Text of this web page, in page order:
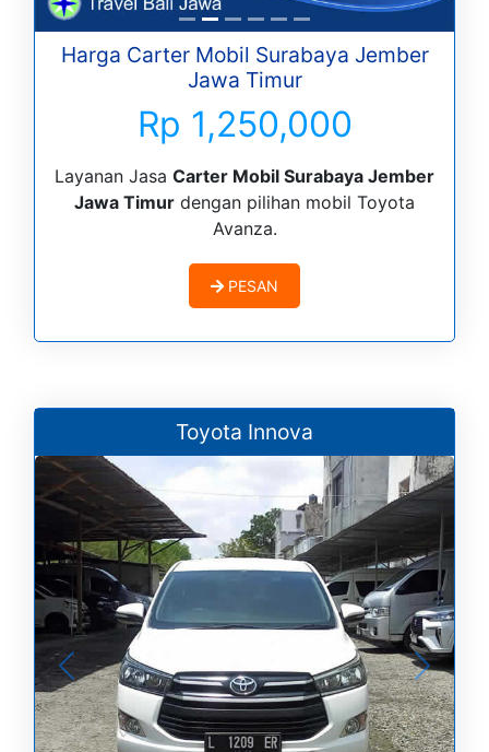
Harga Carter Mobil Surabaya Jember
Jawa Timur
Rp 1,250,000
Layanan Jasa Carter Mobil Surabaya Jember
Jawa Timur dengan pilihan mobil Toyota
Avanza.
PESAN
Toyota Innova